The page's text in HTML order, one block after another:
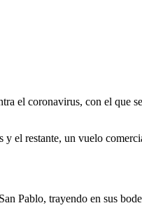
el coronavirus, con el que
el restante, un vuelo
Pablo, trayendo en sus